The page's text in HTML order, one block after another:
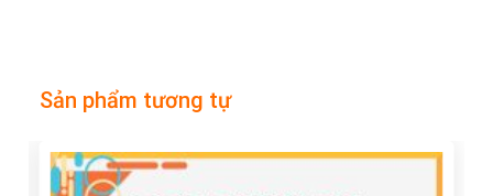
Sản phẩm tương tự